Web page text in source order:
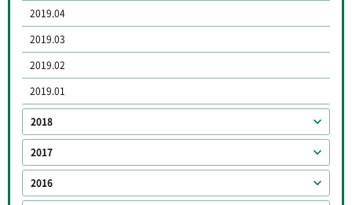
2019.04
2019.03
2019.02
2019.01
2018
2017
2016